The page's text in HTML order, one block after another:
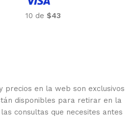
10 de $43
precios en la web son exclusivos
disponibles para retirar en la
consultas que necesites antes